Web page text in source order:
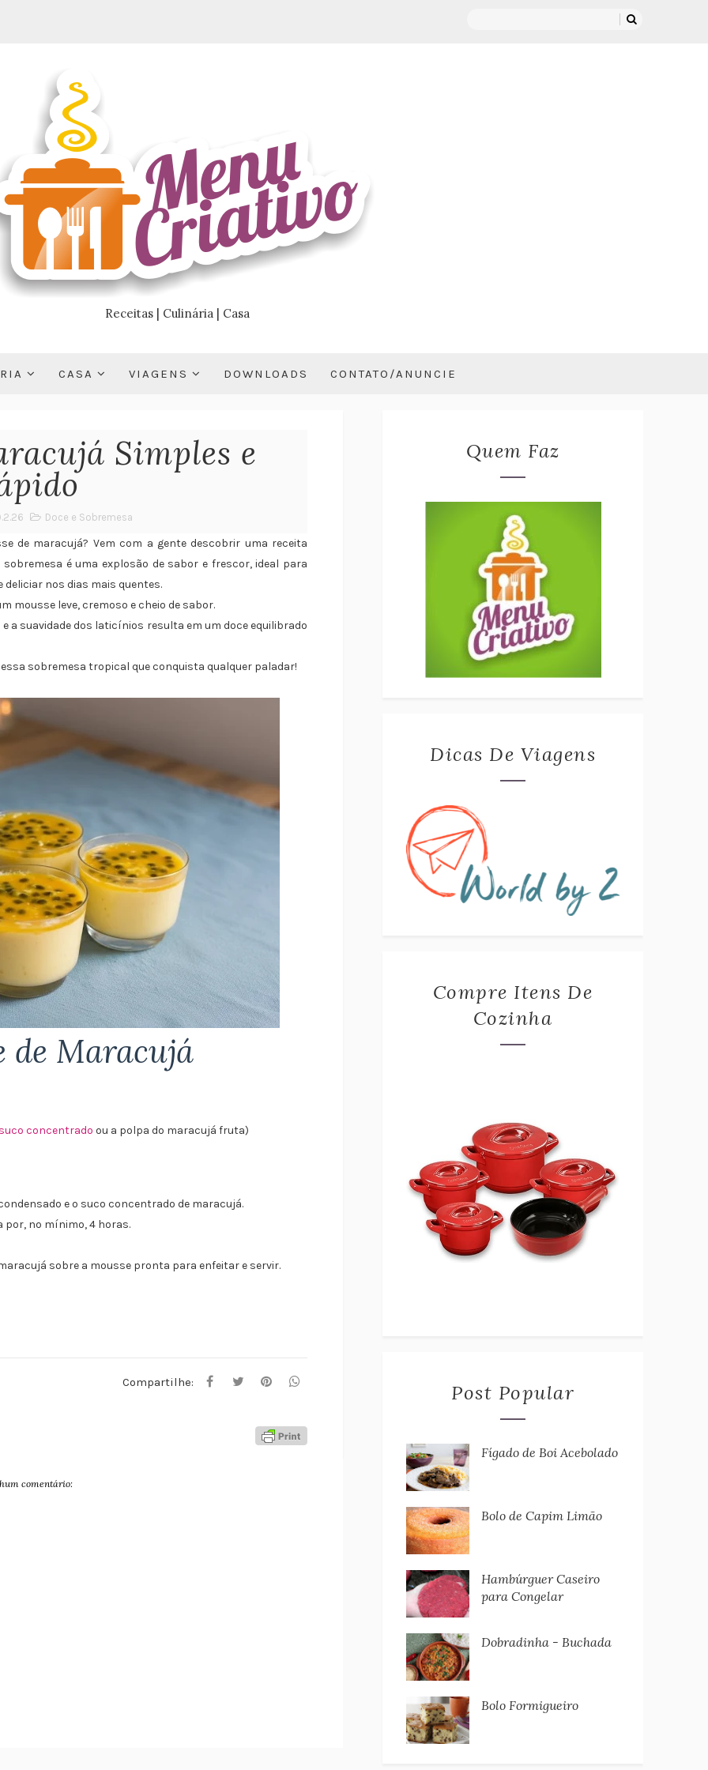
Receitas | Culinária | Casa
CASA VIAGENS DOWNLOADS CONTATO/ANUNCIE
Simples e
Doce e Sobremesa
de maracujá? Vem com a gente descobrir uma receita
é uma explosão de sabor e frescor, ideal para
nos dias mais quentes.
mousse leve, cremoso e cheio de sabor.
a suavidade dos laticínios resulta em um doce equilibrado
sobremesa tropical que conquista qualquer paladar!
de Maracujá
concentrado ou a polpa do maracujá fruta)
e o suco concentrado de maracujá.
por, no mínimo, 4 horas.
sobre a mousse pronta para enfeitar e servir.
Compartilhe:
comentário:
Quem Faz
Dicas De Viagens
Compre Itens De
Cozinha
Post Popular
Fígado de Boi Acebolado
Bolo de Capim Limão
Hambúrguer Caseiro
para Congelar
Dobradinha - Buchada
Bolo Formigueiro